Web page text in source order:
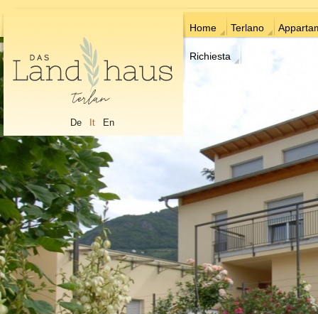
De It En
Home Terlano
Richiesta